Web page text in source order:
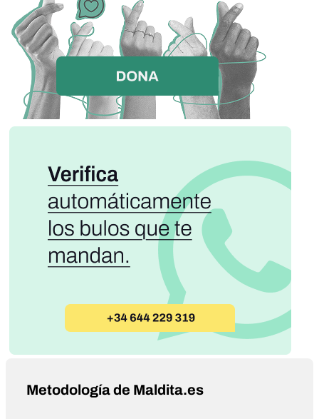
Metodología de Maldita.es